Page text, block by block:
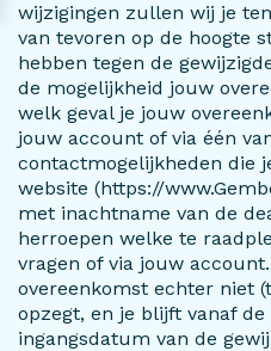
wijzigingen zullen wij je
van tevoren op de hoogte
hebben tegen de
de mogelijkheid jouw
welk geval je jouw
jouw account of via één
contactmogelijkheden die
website (https://
met inachtname van de
herroepen welke te
vragen of via jouw
overeenkomst echter niet
opzegt, en je blijft vanaf de
ingangsdatum van de